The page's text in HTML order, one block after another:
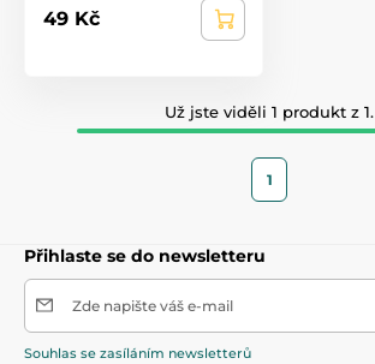
49 Kč
Už jste viděli 1 produkt z 1.
1
Přihlaste se do newsletteru
Zde napište váš e-mail
Souhlas se zasíláním newsletterů